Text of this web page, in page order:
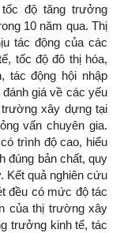
độ tăng trưởng
10 năm qua. Thị
tác động của các
tốc độ đô thị hóa,
tác động hội nhập
giá về các yếu
xây dựng tại
vấn chuyên gia.
trình độ cao, hiểu
đúng bản chất, quy
Kết quả nghiên cứu
đều có mức độ tác
của thị trường xây
trưởng kinh tế, tác